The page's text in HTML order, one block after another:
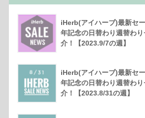
iHerb(アイハーブ)最新セ
年記念の日替わり週替わ
介！【2023.9/7の週】
iHerb(アイハーブ)最新セ
年記念の日替わり週替わ
介！【2023.8/31の週】